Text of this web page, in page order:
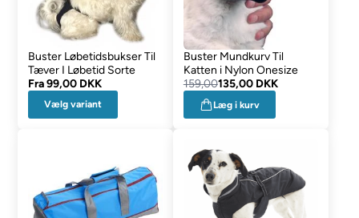
Buster Løbetidsbukser Til
Tæver I Løbetid Sorte
Fra99,00 DKK
Vælg variant
Buster Mundkurv Til
Katten i Nylon Onesize
159,00135,00 DKK
Læg i kurv